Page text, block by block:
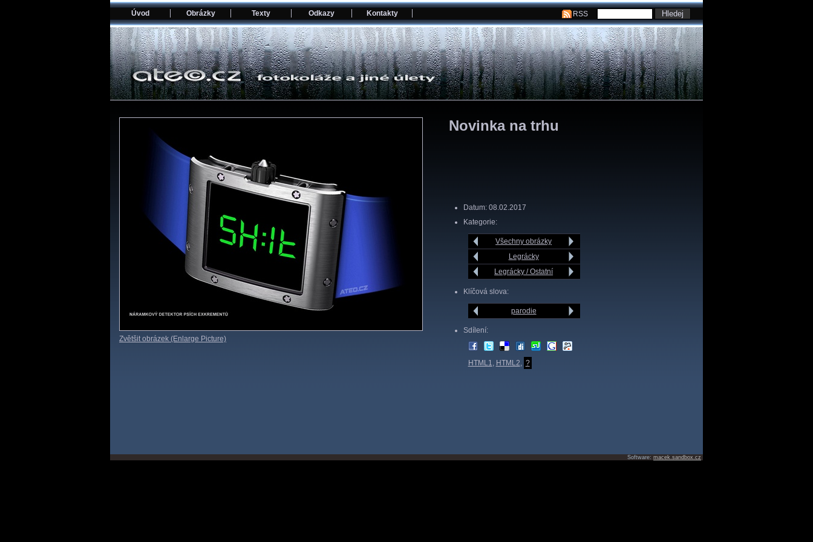
Úvod Obrázky Texty Odkazy Kontakty RSS
Zvětšit obrázek (Enlarge Picture)
Novinka na trhu
Datum: 08.02.2017
Kategorie:
Všechny obrázky
Legrácky
Legrácky / Ostatní
Klíčová slova:
parodie
Sdílení:
HTML1, HTML2, ?
Software: macek.sandbox.cz